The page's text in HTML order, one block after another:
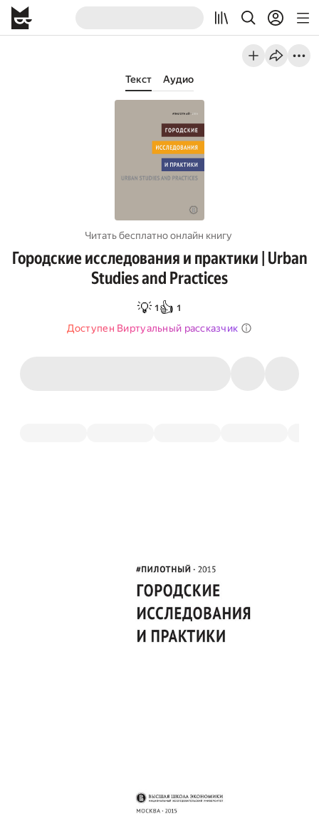
Текст Аудио
Читать бесплатно онлайн книгу
Городские исследования и практики | Urban
Studies and Practices
💡 1 👍 1
Доступен Виртуальный рассказчик